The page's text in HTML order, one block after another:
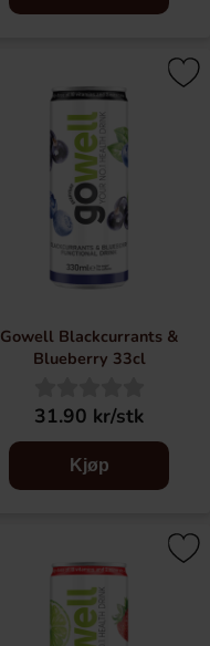
Gowell Blackcurrants &
Blueberry 33cl
31.90 kr/stk
Kjøp